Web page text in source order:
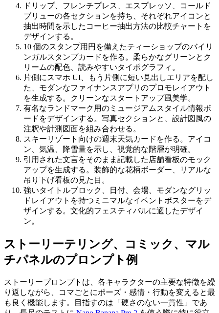
ドリップ、フレンチプレス、エスプレッソ、コールド
ブリューの各セクションを持ち、それぞれアイコンと
抽出時間を示したコーヒー抽出方法の比較チャートを
デザインする。
10 個のスタンプ用円を備えたティーショップのバイリ
ンガルスタンプカードを作る。柔らかなグリーンとク
リームの配色、読みやすいタイポグラフィ。
片側にスマホ UI、もう片側に短い見出しエリアを配し
た、モダンなファイナンスアプリのプロモレイアウト
を生成する。クリーンなスタートアップ風美学。
有名なランドマーク用のミュージアムスタイル情報ボ
ードをデザインする。写真セクションと、設計図風の
注釈や計測図面を組み合わせる。
スキーリゾート向けの週末天気カードを作る。アイコ
ン、気温、降雪量を示し、視覚的な階層が明確。
引用された文言をそのまま記載した店舗看板のモック
アップを生成する。装飾的な花柄ボーダー、リアルな
吊り下げ看板の見た目。
強いタイトルブロック、日付、会場、モダンなグリッ
ドレイアウトを持つミニマルなイベントポスターをデ
ザインする。文化的フェスティバルに適したデザイ
ン。
ストーリーテリング、コミック、マル
チパネルのプロンプト例
ストーリープロンプトは、各キャラクターの主要な特徴を繰
り返しながら、コマごとにポーズ・感情・行動を変えると最
も良く機能します。目指すのは「硬さのない一貫性」であ